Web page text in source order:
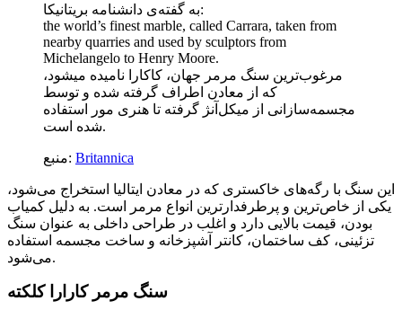
به گفته‌ی دانشنامه بریتانیکا:
the world’s finest marble, called Carrara, taken from
nearby quarries and used by sculptors from
Michelangelo to Henry Moore.
مرغوب‌ترین سنگ مرمر جهان، کاکارا نامیده میشود،
که از معادن اطراف گرفته شده و توسط
مجسمه‌سازانی از میکل‌آنژ گرفته تا هنری مور استفاده
شده است.
منبع: Britannica
این سنگ با رگه‌های خاکستری که در معادن ایتالیا استخراج می‌شود،
یکی از خاص‌ترین و پرطرفدارترین انواع مرمر است. به دلیل کمیاب
بودن، قیمت بالایی دارد و اغلب در طراحی داخلی به عنوان سنگ
تزئینی، کف ساختمان، کانتر آشپزخانه و ساخت مجسمه استفاده
می‌شود.
سنگ مرمر کارارا کلکته